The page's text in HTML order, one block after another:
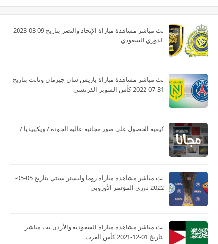
بث مباشر مشاهدة مباراة الإتحاد والنصر بتاريخ 09-03-2023
الدوري السعودي
بث مباشر مشاهدة مباراة باريس سان جيرمان ونانت بتاريخ
31-07-2022 كأس السوبر الفرنسي
كيفية الحصول على صور مجانية عالية الجودة / ويكيبيديا /
بث مباشر مشاهدة مباراة روما وليستر سيتي بتاريخ 05-05-
2022 دوري المؤتمر الأوروبي
بث مباشر مشاهدة مباراة السعودية والأردن بث مباشر
بتاريخ 01-12-2021 كأس العرب